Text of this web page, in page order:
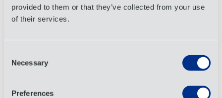
provided to them or that they’ve collected from your use
of their services.
Selection
Necessary
Preferences